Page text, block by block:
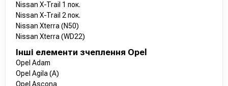
Nissan X-Trail 1 пок.
Nissan X-Trail 2 пок.
Nissan Xterra (N50)
Nissan Xterra (WD22)
Інші елементи зчеплення Opel
Opel Adam
Opel Agila (A)
Opel Ascona